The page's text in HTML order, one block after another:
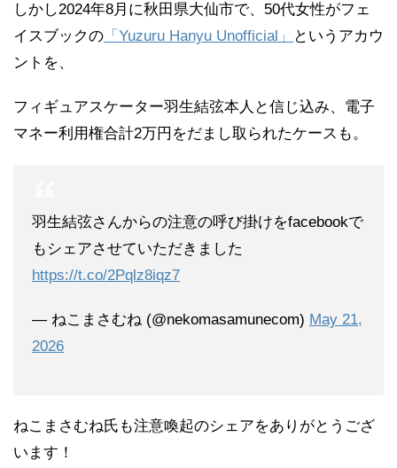
しかし2024年8月に秋田県大仙市で、50代女性がフェ
イスブックの 「Yuzuru Hanyu Unofficial」
というアカウ
ントを、
フィギュアスケーター羽生結弦本人と信じ込み、電子
マネー利用権合計2万円をだまし取られたケースも。
羽生結弦さんからの注意の呼び掛けをfacebookで
もシェアさせていただきました
https://t.co/2Pqlz8iqz7
— ねこまさむね (@nekomasamunecom) May 21,
2026
ねこまさむね氏も注意喚起のシェアをありがとうござ
います！